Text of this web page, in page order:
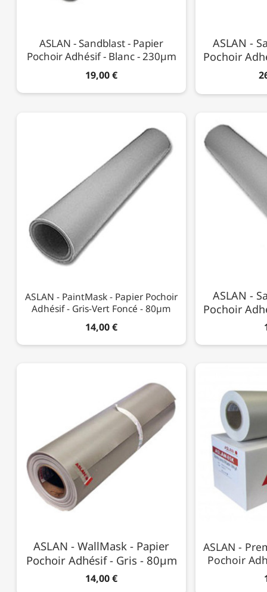
ASLAN - Sandblast - Papier
Pochoir Adhésif - Blanc - 230µm
19,00 €
ASLAN -
Pochoir
ASLAN - PaintMask - Papier Pochoir
Adhésif - Gris-Vert Foncé - 80µm
14,00 €
ASLAN -
Pochoir
ASLAN - WallMask - Papier
Pochoir Adhésif - Gris - 80µm
14,00 €
ASLAN -
Pochoir